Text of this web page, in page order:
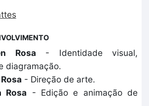
Rosa - Identidade visual,
diagramação.
- Direção de arte.
Rosa - Edição e animação de